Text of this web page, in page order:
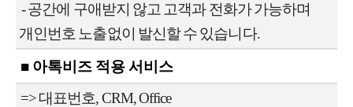
- 공간에 구애받지 않고 고객과 전화가 가능하며
개인번호 노출없이 발신할 수 있습니다.
■ 아톡비즈 적용 서비스
=> 대표번호, CRM, Office